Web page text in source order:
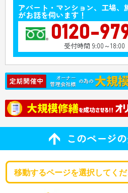
アパート・マンション、工場、
がお話を伺います！
0120-
受付時間 9:00～18:00
このページ